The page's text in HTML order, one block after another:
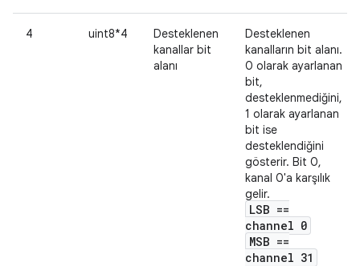
4 uint8*4
Desteklenen
kanallar bit
alanı
Desteklenen
kanalların bit alanı.
0 olarak ayarlanan
bit,
desteklenmediğini,
1 olarak ayarlanan
bit ise
desteklendiğini
gösterir. Bit 0,
kanal 0'a karşılık
gelir.
LSB ==
channel 0
MSB ==
channel 31